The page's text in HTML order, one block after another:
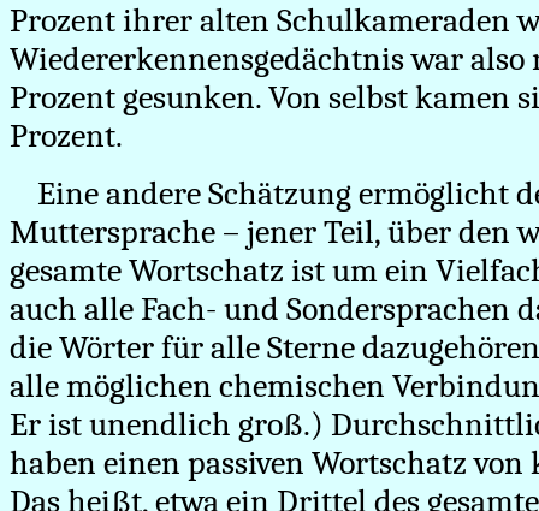
Prozent ihrer alten Schulkameraden
Wiedererkennensgedächtnis war also
Prozent gesunken. Von selbst kamen
Prozent.
Eine andere Schätzung ermöglicht
Muttersprache – jener Teil, über den
gesamte Wortschatz ist um ein
auch alle Fach- und Sondersprachen
die Wörter für alle Sterne
alle möglichen chemischen
Er ist unendlich groß.)
haben einen passiven Wortschatz
Das heißt, etwa ein Drittel des